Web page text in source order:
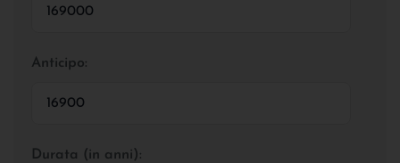
Anticipo:
Durata (in anni):